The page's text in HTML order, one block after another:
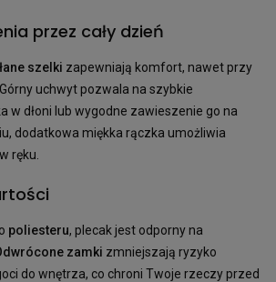
przez cały dzień
szelki zapewniają komfort, nawet przy
uchwyt pozwala na szybkie
w dłoni lub wygodne zawieszenie go na
dodatkowa miękka rączka umożliwia
ręku.
poliesteru, plecak jest odporny na
zamki zmniejszają ryzyko
do wnętrza, co chroni Twoje rzeczy przed